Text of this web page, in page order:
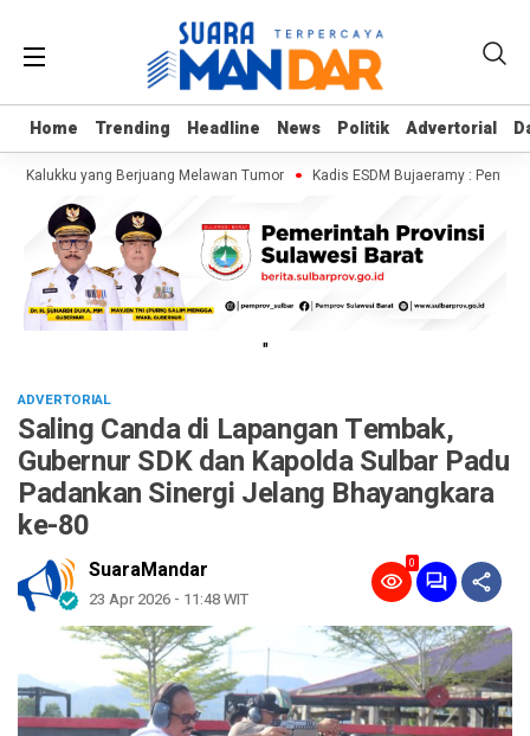
Home Trending Headline News Politik Advertorial
Home Trending Headline News Politik Advertorial
Kalukku yang Berjuang Melawan Tumor Kadis ESDM Bujaeramy :
"
ADVERTORIAL
Saling Canda di Lapangan Tembak,
Gubernur SDK dan Kapolda Sulbar Padu
Padankan Sinergi Jelang Bhayangkara
ke-80
SuaraMandar
23 Apr 2026 - 11:48 WIT
0